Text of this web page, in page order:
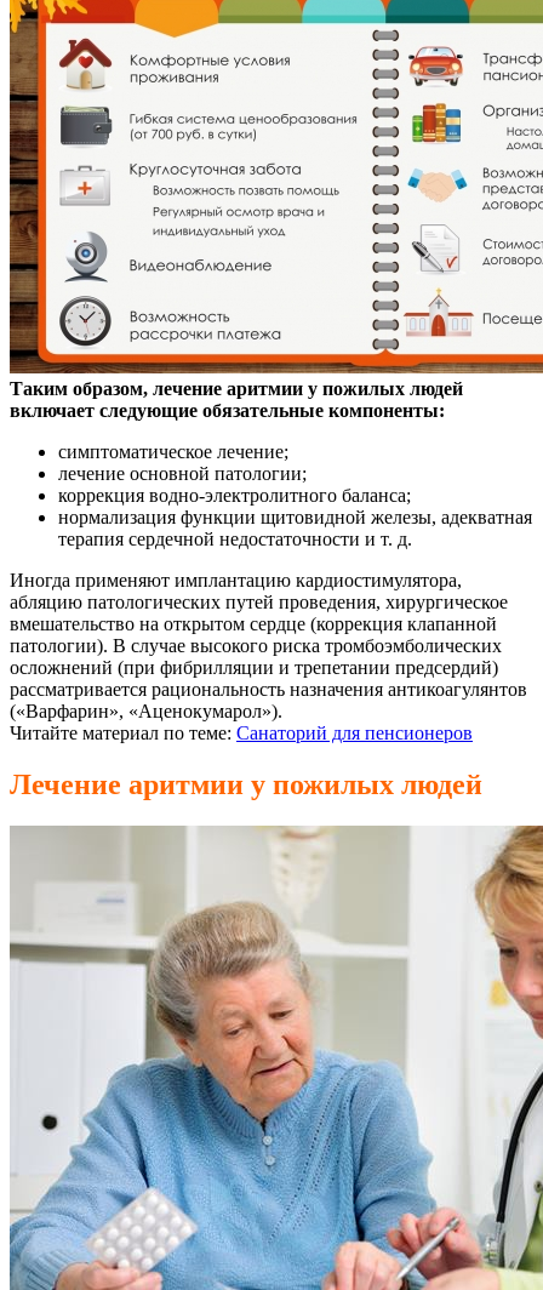
Таким образом, лечение аритмии у пожилых людей
включает следующие обязательные компоненты:
симптоматическое лечение;
лечение основной патологии;
коррекция водно-электролитного баланса;
нормализация функции щитовидной железы, адекватная
терапия сердечной недостаточности и т. д.
Иногда применяют имплантацию кардиостимулятора,
абляцию патологических путей проведения, хирургическое
вмешательство на открытом сердце (коррекция клапанной
патологии). В случае высокого риска тромбоэмболических
осложнений (при фибрилляции и трепетании предсердий)
рассматривается рациональность назначения антикоагулянтов
(«Варфарин», «Аценокумарол»).
Читайте материал по теме: Санаторий для пенсионеров
Лечение аритмии у пожилых людей